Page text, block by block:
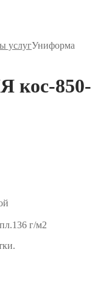
услугУниформа
кос-850-
г/м2